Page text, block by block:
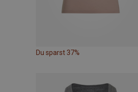
Du sparst 37%